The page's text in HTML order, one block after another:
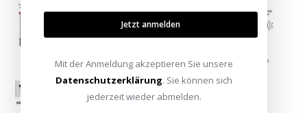
Jetzt anmelden
Mit der Anmeldung akzeptieren Sie unsere
Datenschutzerklärung. Sie können sich
jederzeit wieder abmelden.